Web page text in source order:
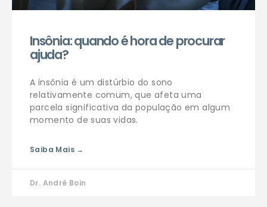
Insônia: quando é hora de procurar
ajuda?
A insônia é um distúrbio do sono
relativamente comum, que afeta uma
parcela significativa da população em algum
momento de suas vidas.
Saiba Mais →
Dr. André Boin